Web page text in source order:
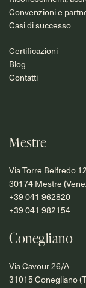
Convenzioni e
Casi di successo
Certificazioni
Blog
Contatti
Mestre
Via Torre Belfredo
30174 Mestre
+39 041 962820
+39 041 982154
Conegliano
Via Cavour 26/A
31015 Conegliano